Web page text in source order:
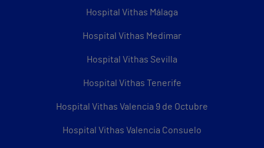
Hospital Vithas Málaga
Hospital Vithas Medimar
Hospital Vithas Sevilla
Hospital Vithas Tenerife
Hospital Vithas Valencia 9 de Octubre
Hospital Vithas Valencia Consuelo